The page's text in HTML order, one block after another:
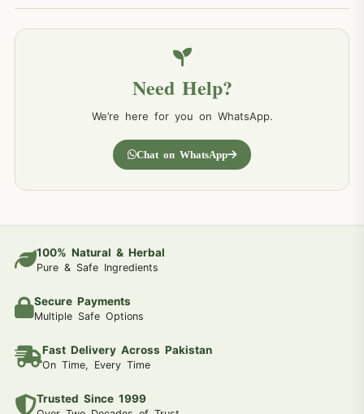
Need Help?
We’re here for you on WhatsApp.
Chat on WhatsApp
100% Natural & Herbal
Pure & Safe Ingredients
Secure Payments
Multiple Safe Options
Fast Delivery Across Pakistan
On Time, Every Time
Trusted Since 1999